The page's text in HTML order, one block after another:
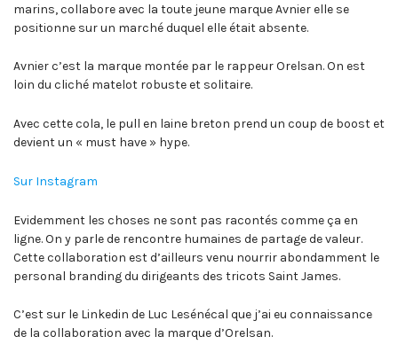
marins, collabore avec la toute jeune marque Avnier elle se
positionne sur un marché duquel elle était absente.
Avnier c’est la marque montée par le rappeur Orelsan. On est
loin du cliché matelot robuste et solitaire.
Avec cette cola, le pull en laine breton prend un coup de boost et
devient un « must have » hype.
Sur Instagram
Evidemment les choses ne sont pas racontés comme ça en
ligne. On y parle de rencontre humaines de partage de valeur.
Cette collaboration est d’ailleurs venu nourrir abondamment le
personal branding du dirigeants des tricots Saint James.
C’est sur le Linkedin de Luc Lesénécal que j’ai eu connaissance
de la collaboration avec la marque d’Orelsan.